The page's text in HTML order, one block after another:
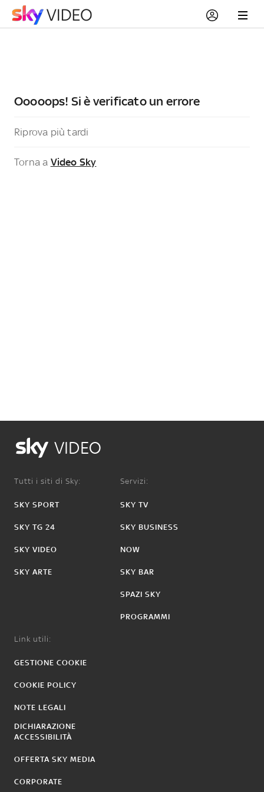
Ooooops! Si è verificato un errore
Riprova più tardi
Torna a Video Sky
VIDEO
Tutti i siti di Sky:
SKY SPORT
SKY TG 24
SKY VIDEO
SKY ARTE
Servizi:
SKY TV
SKY BUSINESS
NOW
SKY BAR
SPAZI SKY
PROGRAMMI
Link utili:
GESTIONE COOKIE
COOKIE POLICY
NOTE LEGALI
DICHIARAZIONE
ACCESSIBILITÀ
OFFERTA SKY MEDIA
CORPORATE